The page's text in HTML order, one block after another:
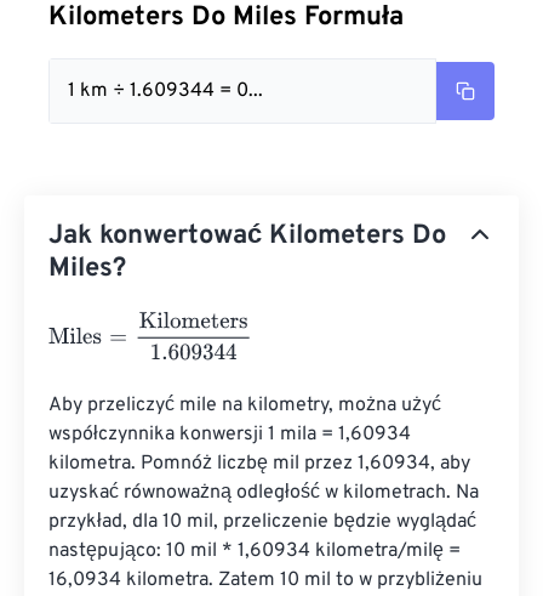
Kilometers Do Miles Formuła
1 km ÷ 1.609344 = 0...
Jak konwertować Kilometers Do
Miles?
Miles Kilometers1.609344
Aby przeliczyć mile na kilometry, można użyć
współczynnika konwersji 1 mila = 1,60934
kilometra. Pomnóż liczbę mil przez 1,60934, aby
uzyskać równoważną odległość w kilometrach. Na
przykład, dla 10 mil, przeliczenie będzie wyglądać
następująco: 10 mil * 1,60934 kilometra/milę =
16,0934 kilometra. Zatem 10 mil to w przybliżeniu